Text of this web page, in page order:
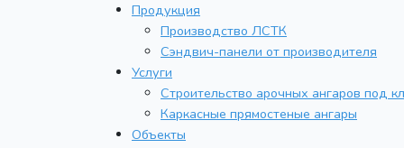
Продукция
Производство ЛСТК
Сэндвич-панели от производителя
Услуги
Строительство арочных ангаров под
Каркасные прямостеные ангары
Объекты